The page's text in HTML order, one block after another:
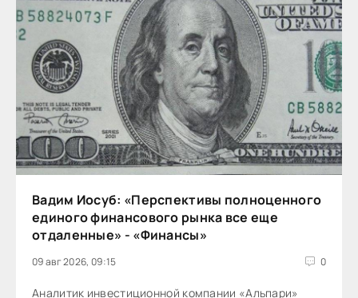
Вадим Иосуб: «Перспективы полноценного
единого финансового рынка все еще
отдаленные» - «Финансы»
09 авг 2026, 09:15 0
Аналитик инвестиционной компании «Альпари»